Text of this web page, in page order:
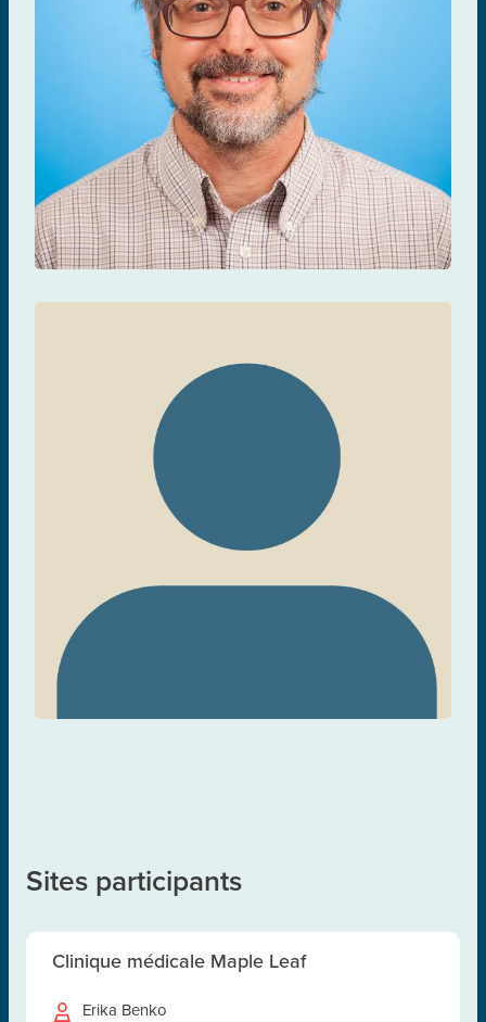
Mario Ostrowski
CURE ET IMMUNOTHÉRAPIES
Colin Kovacs
TRAITEMENT ET GESTION
Sites participants
Clinique médicale Maple Leaf
Erika Benko